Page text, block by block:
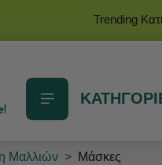
Trending
Μαλλιών > Μάσκες